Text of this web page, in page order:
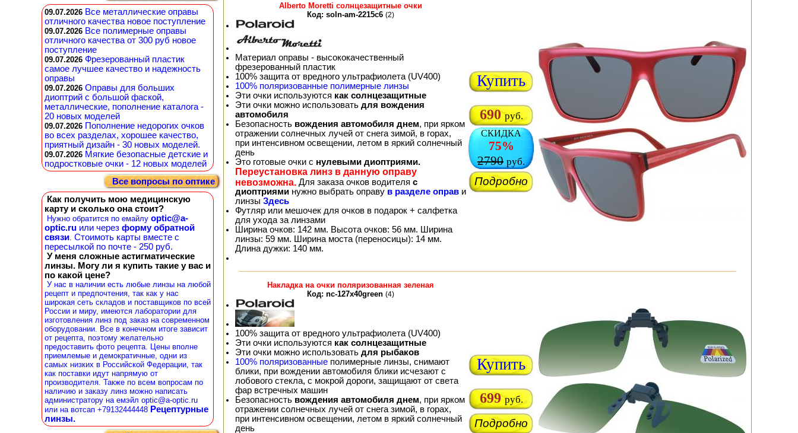
09.07.2026 Все металлические оправы
отличного качества новое поступление
09.07.2026 Все полимерные оправы
отличного качества от 300 руб новое
поступление
09.07.2026 Фрезерованный пластик
самое лучшее качество и надежность
оправы
09.07.2026 Оправы для больших
диоптрий с большой фаской,
металлические, пополнение каталога -
20 новых моделей
09.07.2026 Пополнение недорогих очков
во всех разделах, хорошее качество,
приятный дизайн - 30 новых моделей.
09.07.2026 Мягкие безопасные детские и
подростковые очки - 12 новых моделей
Все вопросы по оптике
Как получить мою медицинскую
карту и сколько она стоит?
Нужно обратится по емайлу optic@a-
optic.ru или через форму обратной
связи. Стоимоть карты вместе с
пересылкой по почте - 250 руб.
У меня сложные астигматические
линзы. Могу ли я купить такие у вас и
по какой цене?
У нас в наличии есть любые линзы на любой
рецепт и предпочтения, так как у нас
широкая сеть складов и поставщиков по всей
России и миру, имеются лаборатории для
изготовления линз под заказ на современном
оборудовании. Все в конечном итоге зависит
от рецепта, поэтому желательно
предоставить фото рецепта. Цены вполне
приемлемые и демократичные, одни из
самых низких в Российской Федерации, так
как поставки идут напрямую от
производителя. Также по всем вопросам по
наличию и заказу линз можно написать
администратору на емэйл optic@a-optic.ru
или на вотсап +79132444448 Рецептурные
линзы.
Alberto Moretti солнцезащитные очки
Код: soln-am-2215c6 (2)
Материал оправы - высококачественный
фрезерованный пластик
100% защита от вредного ультрафиолета (UV400)
100% поляризованные полимерные линзы
Эти очки используются как солнцезащитные
Эти очки можно использовать для вождения
автомобиля
Безопасность вождения автомобиля днем, при ярком
отражении солнечных лучей от снега зимой, в горах,
при интенсивном освещении, летом в яркий солнечный
день
Это готовые очки с нулевыми диоптриями.
Переустановка линз в данную оправу
невозможна. Для заказа очков водителя с
диоптриями нужно выбрать оправу в разделе оправ и
линзы Здесь
Футляр или мешочек для очков в подарок + салфетка
для ухода за линзами
Ширина очков: 142 мм. Высота очков: 56 мм. Ширина
линзы: 59 мм. Ширина моста (переносицы): 14 мм.
Длина дужки: 140 мм.
Купить
690 руб.
СКИДКА
75%
2790 руб.
Подробно
Накладка на очки поляризованная зеленая
Код: nc-127x40green (4)
100% защита от вредного ультрафиолета (UV400)
Эти очки используются как солнцезащитные
Эти очки можно использовать для рыбаков
100% поляризованные полимерные линзы, снимают
блики, при вождении автомобиля блики исчезают с
лобового стекла, с мокрой дороги, защищают от света
фар встречных машин
Безопасность вождения автомобиля днем, при ярком
отражении солнечных лучей от снега зимой, в горах,
при интенсивном освещении, летом в яркий солнечный
день
Купить
699 руб.
Подробно